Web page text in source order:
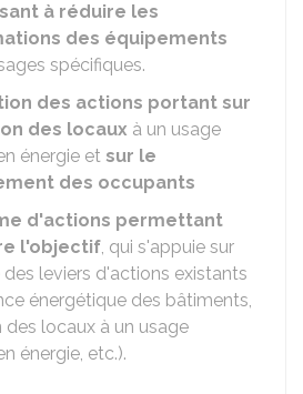
à réduire les
des équipements
spécifiques.
des actions portant sur
des locaux à un usage
énergie et sur le
des occupants
d'actions permettant
l'objectif, qui s'appuie sur
leviers d'actions existants
énergétique des bâtiments,
locaux à un usage
énergie, etc.).